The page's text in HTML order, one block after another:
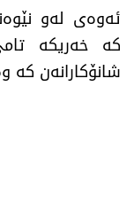
ئەوەی لەو
كە خەریكە
شانۆكارانەن كە